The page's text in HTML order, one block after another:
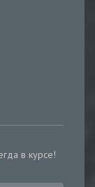
в курсе!